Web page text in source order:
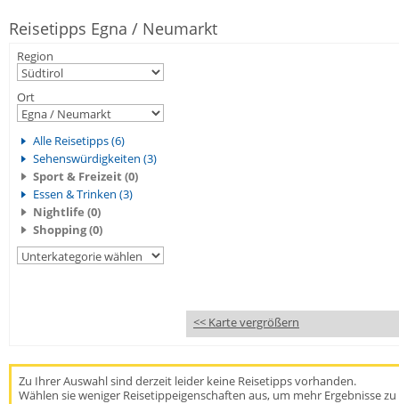
Reisetipps Egna / Neumarkt
Region
Ort
Alle Reisetipps (6)
Sehenswürdigkeiten (3)
Sport & Freizeit (0)
Essen & Trinken (3)
Nightlife (0)
Shopping (0)
<< Karte vergrößern
Zu Ihrer Auswahl sind derzeit leider keine Reisetipps vorhanden.
Wählen sie weniger Reisetippeigenschaften aus, um mehr Ergebnisse